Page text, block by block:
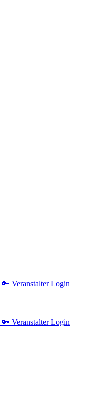
🔑 Veranstalter Login
🔑 Veranstalter Login